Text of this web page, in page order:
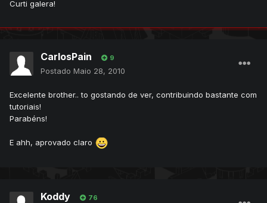
Curti galera!
CarlosPain 9
Postado Maio 28, 2010
Excelente brother.. to gostando de ver, contribuindo bastante com
tutoriais!
Parabéns!
E ahh, aprovado claro
Koddy 76